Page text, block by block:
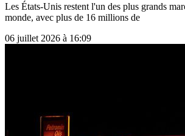
Les États-Unis restent l'un des plus grands
monde, avec plus de 16 millions de
06 juillet 2026 à 16:09